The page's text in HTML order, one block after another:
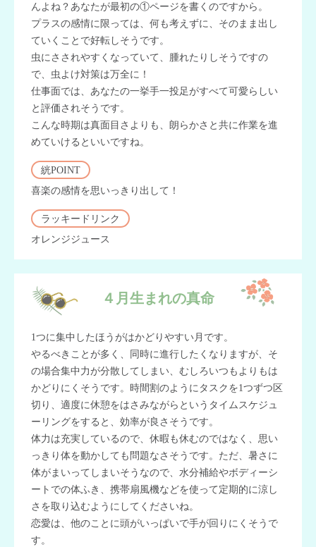
んよね？あなたが最初の①ページを書くのですから。
プラスの感情に限っては、何も考えずに、そのまま出し
ていくことで好転しそうです。
虫にさされやすくなっていて、腫れたりしそうですの
で、虫よけ対策は万全に！
仕事面では、あなたの一挙手一投足がすべて可愛らしい
と評価されそうです。
こんな時期は真面目さよりも、朗らかさと共に作業を進
めていけるといいですね。
絖POINT
喜楽の感情を思いっきり出して！
ラッキードリンク
オレンジジュース
４月生まれの真命
1つに集中したほうがはかどりやすい月です。
やるべきことが多く、同時に進行したくなりますが、そ
の場合集中力が分散してしまい、むしろいつもよりもは
かどりにくそうです。時間割のようにタスクを1つずつ区
切り、適度に休憩をはさみながらというタイムスケジュ
ーリングをすると、効率が良さそうです。
体力は充実しているので、休暇も休むのではなく、思い
っきり体を動かしても問題なさそうです。ただ、暑さに
体がまいってしまいそうなので、水分補給やボディーシ
ートでの体ふき、携帯扇風機などを使って定期的に涼し
さを取り込むようにしてくださいね。
恋愛は、他のことに頭がいっぱいで手が回りにくそうで
す。